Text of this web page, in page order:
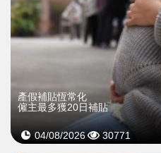
產假補貼恆常化
僱主最多獲20日補貼
04/08/2026 30771